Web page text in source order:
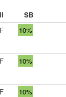
SB
10%
10%
10%